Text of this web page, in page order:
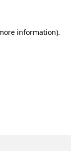
information).